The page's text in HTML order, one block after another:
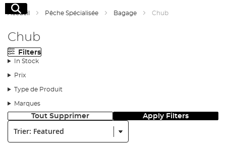
Rechercher
Accueil Pêche Spécialisée Bagage Chub
Chub
Filters
In Stock
Prix
Type de Produit
Marques
Tout Supprimer Apply Filters